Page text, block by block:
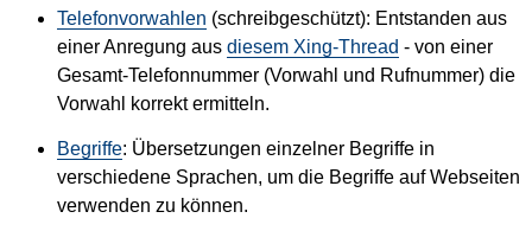
Telefonvorwahlen (schreibgeschützt): Entstanden aus
einer Anregung aus diesem Xing-Thread - von einer
Gesamt-Telefonnummer (Vorwahl und Rufnummer) die
Vorwahl korrekt ermitteln.
Begriffe: Übersetzungen einzelner Begriffe in
verschiedene Sprachen, um die Begriffe auf Webseiten
verwenden zu können.